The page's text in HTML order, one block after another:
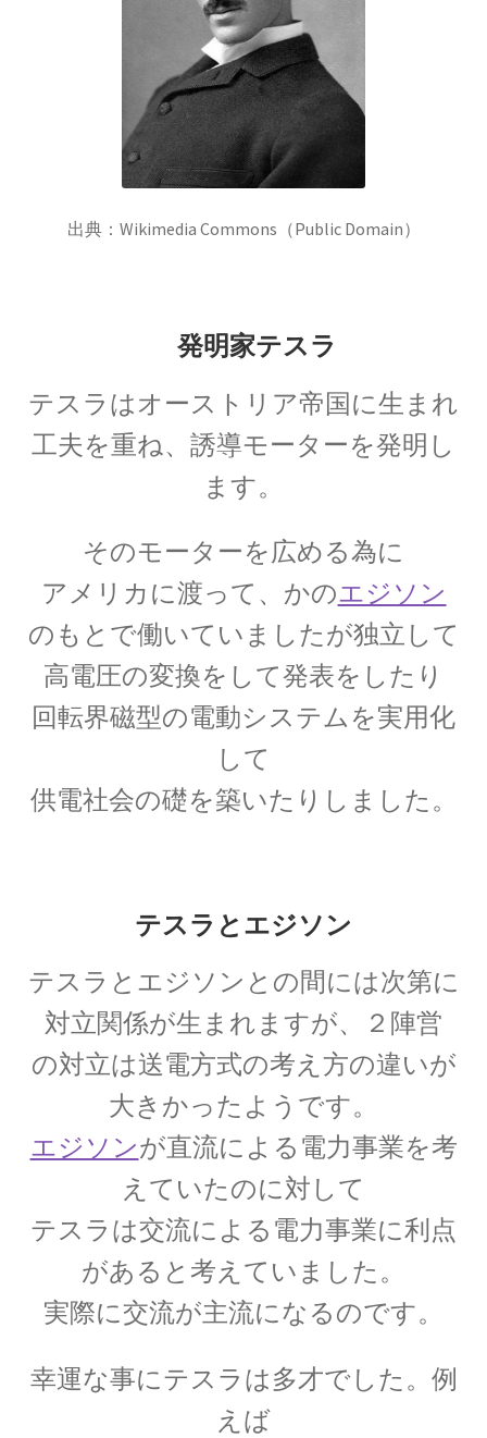
【第五回ソルベー会議】
Ａ＝マリ・アンペール
【電流の仕組みを分かり易く実験で説明】
17世紀生まれの
18世紀生まれの
物理学者のまとめ
20世紀生まれの
物理学者の纏め
レンツ_Heinrich Friedrich Emil Lenz 【変動磁場_誘導
【トピック】
受勲について
【イギリスの叙勲・など】
A・A・マイケルソン
【稀代の実験｜エーテルを想定した
干渉実験を実施】
A・H・ルイ・フィゾー
【光速度を始めて測定｜ドップラー効果を考
察】
出典：Wikimedia Commons（Public Domain）
発明家テスラ
テスラはオーストリア帝国に生まれ
工夫を重ね、 誘導モーターを発明し
ます。
そのモーターを広める為に
アメリカに渡って、かのエジソン
のもとで働いていましたが独立して
高電圧の変換をして発表をしたり
回転界磁型の電動システムを実用化
して
供電社会の礎を築いたりしました。
テスラとエジソン
テスラとエジソンとの間には次第に
対立関係が生まれますが、２陣営
の対立は送電方式の考え方の違いが
大きかったようです。
エジソンが直流による電力事業を考
えていたのに対して
テスラは交流による電力事業に利点
があると考えていました。
実際に交流が主流になるのです。
幸運な事にテスラは多才でした。例
えば